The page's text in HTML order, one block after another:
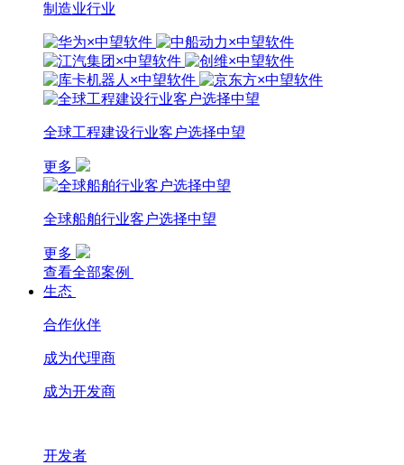
制造业行业
全球工程建设行业客户选择中望
更多
全球船舶行业客户选择中望
更多
查看全部案例
生态
合作伙伴
成为代理商
成为开发商
开发者